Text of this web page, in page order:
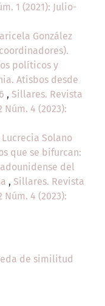
1 (2021): Julio-
González
políticos y
Atisbos desde
, Sillares. Revista
4 (2023):
Lucrecia Solano
que se bifurcan:
del
, Sillares. Revista
4 (2023):
de similitud